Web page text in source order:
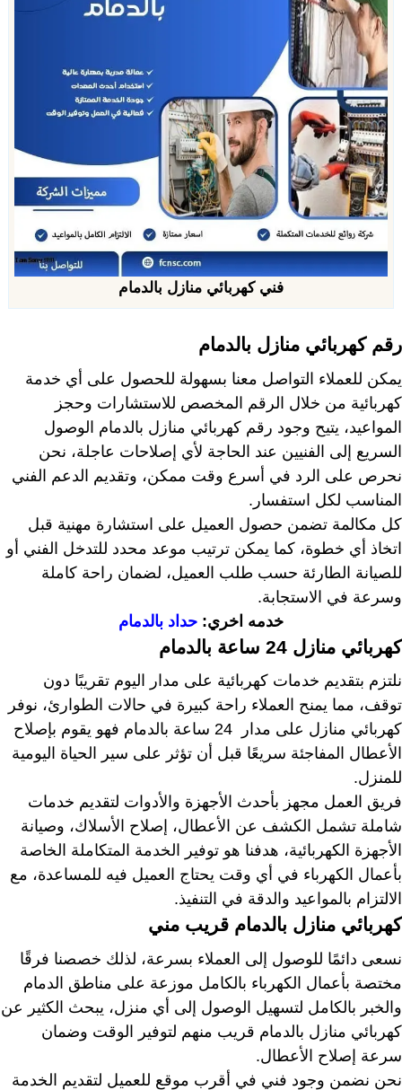
فني كهربائي منازل بالدمام
رقم كهربائي منازل بالدمام
يمكن للعملاء التواصل معنا بسهولة للحصول على أي خدمة
كهربائية من خلال الرقم المخصص للاستشارات وحجز
المواعيد، يتيح وجود رقم كهربائي منازل بالدمام الوصول
السريع إلى الفنيين عند الحاجة لأي إصلاحات عاجلة، نحن
نحرص على الرد في أسرع وقت ممكن، وتقديم الدعم الفني
المناسب لكل استفسار.
كل مكالمة تضمن حصول العميل على استشارة مهنية قبل
اتخاذ أي خطوة، كما يمكن ترتيب موعد محدد للتدخل الفني أو
للصيانة الطارئة حسب طلب العميل، لضمان راحة كاملة
وسرعة في الاستجابة.
خدمه اخري: حداد بالدمام
كهربائي منازل 24 ساعة بالدمام
نلتزم بتقديم خدمات كهربائية على مدار اليوم تقريبًا دون
توقف، مما يمنح العملاء راحة كبيرة في حالات الطوارئ، نوفر
كهربائي منازل على مدار 24 ساعة بالدمام فهو يقوم بإصلاح
الأعطال المفاجئة سريعًا قبل أن تؤثر على سير الحياة اليومية
للمنزل.
فريق العمل مجهز بأحدث الأجهزة والأدوات لتقديم خدمات
شاملة تشمل الكشف عن الأعطال، إصلاح الأسلاك، وصيانة
الأجهزة الكهربائية، هدفنا هو توفير الخدمة المتكاملة الخاصة
بأعمال الكهرباء في أي وقت يحتاج العميل فيه للمساعدة، مع
الالتزام بالمواعيد والدقة في التنفيذ.
كهربائي منازل بالدمام قريب مني
نسعى دائمًا للوصول إلى العملاء بسرعة، لذلك خصصنا فرقًا
مختصة بأعمال الكهرباء بالكامل موزعة على مناطق الدمام
والخبر بالكامل لتسهيل الوصول إلى أي منزل، يبحث الكثير عن
كهربائي منازل بالدمام قريب منهم لتوفير الوقت وضمان
سرعة إصلاح الأعطال.
نحن نضمن وجود فني في أقرب موقع للعميل لتقديم الخدمة